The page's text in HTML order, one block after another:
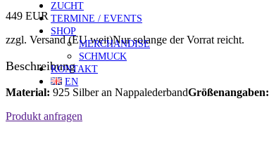
ZUCHT
TERMINE / EVENTS
SHOP
MERCHANDISE
SCHMUCK
KONTAKT
EN
449 EUR
zzgl. Versand (EU weit)Nur solange der Vorrat reicht.
Beschreibung
Material: 925 Silber an NappalederbandGrößenangaben:
Produkt anfragen